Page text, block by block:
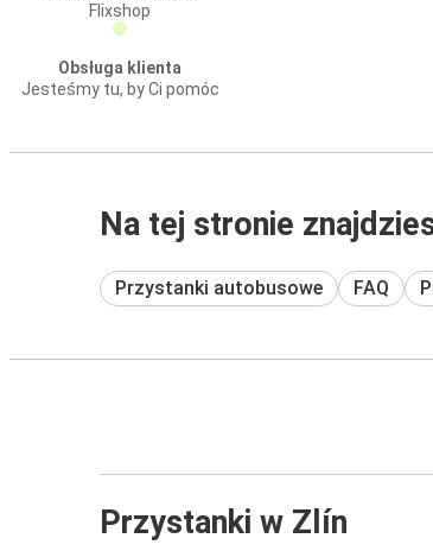
Flixshop
Obsługa klienta
Jesteśmy tu, by Ci pomóc
Na tej stronie
Przystanki autobusowe FAQ
Przystanki w Zlín